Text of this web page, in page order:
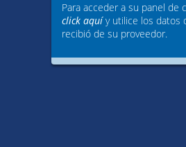
Para acceder a su panel de
click aquíy utilice los datos
recibió de su proveedor.